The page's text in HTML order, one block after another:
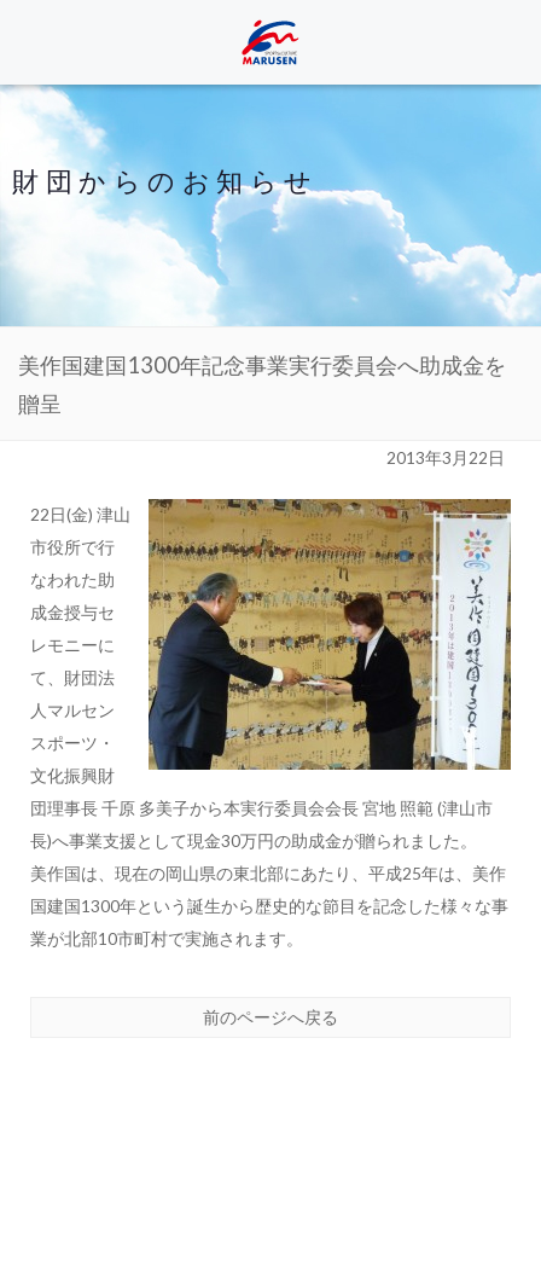
財団からのお知らせ
美作国建国1300年記念事業実行委員会へ助成金を
贈呈
2013年3月22日
22日(金) 津山
市役所で行
なわれた助
成金授与セ
レモニーに
て、財団法
人マルセン
スポーツ・
文化振興財
団理事長 千原 多美子から本実行委員会会長 宮地 照範 (津山市
長)へ事業支援として現金30万円の助成金が贈られました。
美作国は、現在の岡山県の東北部にあたり、平成25年は、美作
国建国1300年という誕生から歴史的な節目を記念した様々な事
業が北部10市町村で実施されます。
前のページへ戻る